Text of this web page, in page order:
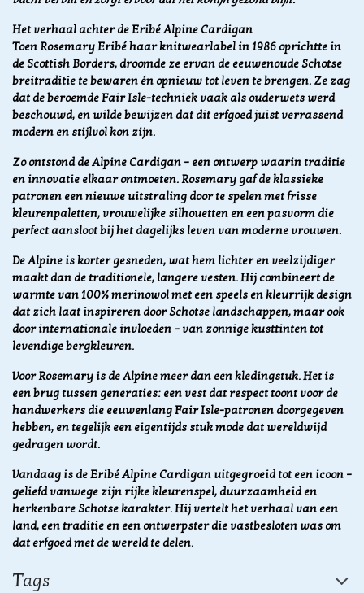
Het verhaal achter de Eribé Alpine Cardigan
Toen Rosemary Eribé haar knitwearlabel in 1986 oprichtte in
de Scottish Borders, droomde ze ervan de eeuwenoude Schotse
breitraditie te bewaren én opnieuw tot leven te brengen. Ze zag
dat de beroemde Fair Isle-techniek vaak als ouderwets werd
beschouwd, en wilde bewijzen dat dit erfgoed juist verrassend
modern en stijlvol kon zijn.
Zo ontstond de Alpine Cardigan – een ontwerp waarin traditie
en innovatie elkaar ontmoeten. Rosemary gaf de klassieke
patronen een nieuwe uitstraling door te spelen met frisse
kleurenpaletten, vrouwelijke silhouetten en een pasvorm die
perfect aansloot bij het dagelijks leven van moderne vrouwen.
De Alpine is korter gesneden, wat hem lichter en veelzijdiger
maakt dan de traditionele, langere vesten. Hij combineert de
warmte van 100% merinowol met een speels en kleurrijk design
dat zich laat inspireren door Schotse landschappen, maar ook
door internationale invloeden – van zonnige kusttinten tot
levendige bergkleuren.
Voor Rosemary is de Alpine meer dan een kledingstuk. Het is
een brug tussen generaties: een vest dat respect toont voor de
handwerkers die eeuwenlang Fair Isle-patronen doorgegeven
hebben, en tegelijk een eigentijds stuk mode dat wereldwijd
gedragen wordt.
Vandaag is de Eribé Alpine Cardigan uitgegroeid tot een icoon –
geliefd vanwege zijn rijke kleurenspel, duurzaamheid en
herkenbare Schotse karakter. Hij vertelt het verhaal van een
land, een traditie en een ontwerpster die vastbesloten was om
dat erfgoed met de wereld te delen.
Tags